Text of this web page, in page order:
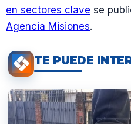
en sectores clave se
Agencia Misiones.
TE PUEDE